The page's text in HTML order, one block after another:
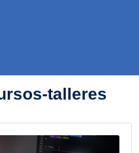
talleres